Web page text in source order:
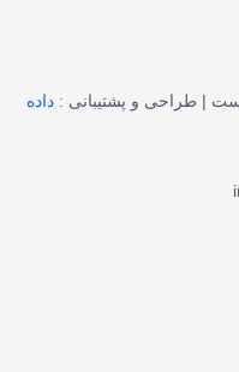
| طراحی و پشتیبانی : داده